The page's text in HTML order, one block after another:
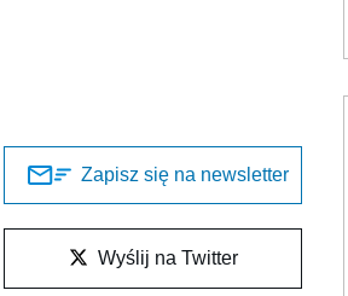
Zapisz się na newsletter
Wyślij na Twitter